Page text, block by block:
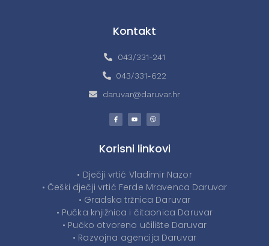
Kontakt
043/331-241
043/331-622
daruvar@daruvar.hr
Korisni linkovi
• Dječji vrtić Vladimir Nazor
• Češki dječji vrtić Ferde Mravenca Daruvar
• Gradska tržnica Daruvar
• Pučka knjižnica i čitaonica Daruvar
• Pučko otvoreno učilište Daruvar
• Razvojna agencija Daruvar